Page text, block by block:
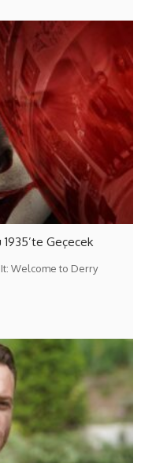
Geçecek
Welcome to Derry